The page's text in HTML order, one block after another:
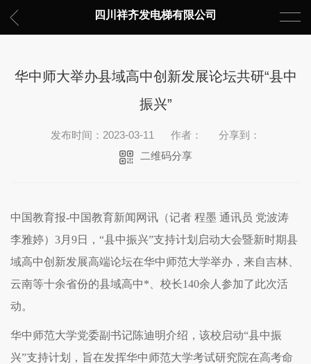
四川祥齐发电梯有限公司
华中师大举办县域高中创新发展论坛共研“县中
振兴”
发布时间：2023-03-11 作者：
分享到：
二维码分享
中国教育报-中国教育新闻网讯（记者 程墨 通讯员 党波涛
李雅婷）3月9日，“县中振兴”支持计划启动大会暨新时期县
域高中创新发展高端论坛在华中师范大学举办，来自吉林、
云南等十余省份的县域高中*、校长140余人参加了此次活
动。
华中师范大学党委副书记陈迪明介绍，该校启动“县中振
兴”支持计划，旨在发挥华中师范大学考试研究院在高考命